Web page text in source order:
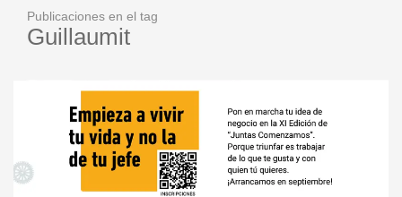
Publicaciones en el tag
Guillaumit